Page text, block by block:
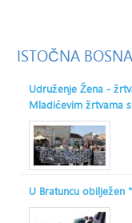
ISTOČNA BOSNA
Udruženje Žena -
Mladićevim žrtvama
U Bratuncu obilježen